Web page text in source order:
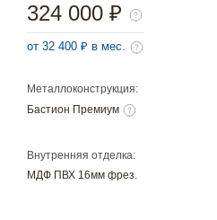
Металлоконструкция:
Бастион Премиум
Внутренняя отделка:
МДФ ПВХ 16мм фрез.
324 000 ₽
от 32 400 ₽ в мес.